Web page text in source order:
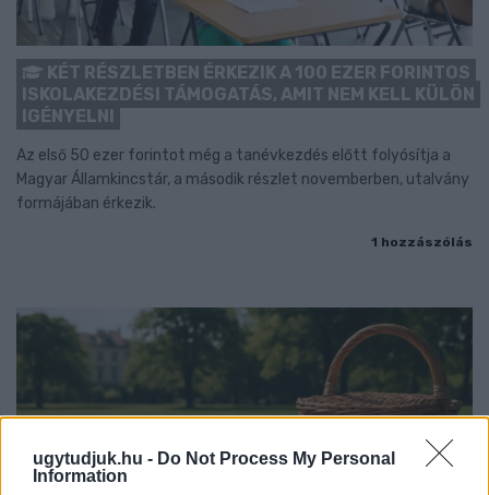
ugytudjuk.hu - Do Not Process My Personal
Information
KÉT RÉSZLETBEN ÉRKEZIK A 100 EZER FORINTOS
ISKOLAKEZDÉSI TÁMOGATÁS, AMIT NEM KELL KÜLÖN
IGÉNYELNI
Az első 50 ezer forintot még a tanévkezdés előtt folyósítja a
Magyar Államkincstár, a második részlet novemberben, utalvány
formájában érkezik.
1 hozzászólás